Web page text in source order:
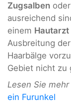
Zugsalben
ausreichend
einem Hautarzt
Ausbreitung
Haarbälge
Gebiet nicht zu
Lesen Sie
ein Furunkel